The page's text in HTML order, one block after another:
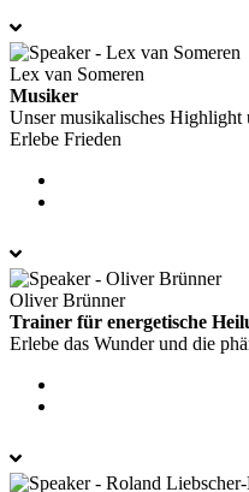
Lex van Someren
Musiker
Unser musikalisches Highlight
Erlebe Frieden
Oliver Brünner
Trainer für energetische
Erlebe das Wunder und die